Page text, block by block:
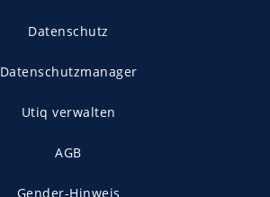
Datenschutz
Datenschutzmanager
Utiq verwalten
AGB
Gender-Hinweis